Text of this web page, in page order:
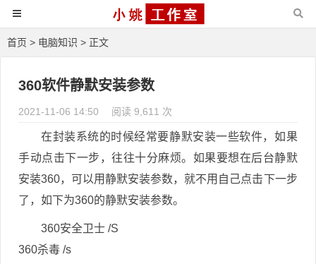
首页 > 电脑知识 > 正文
360软件静默安装参数
2021-11-06 14:50 阅读 9,611 次
在封装系统的时候经常要静默安装一些软件，如果
手动点击下一步，往往十分麻烦。如果要想在后台静默
安装360，可以用静默安装参数，就不用自己点击下一步
了，如下为360的静默安装参数。
360安全卫士 /S
360杀毒 /s